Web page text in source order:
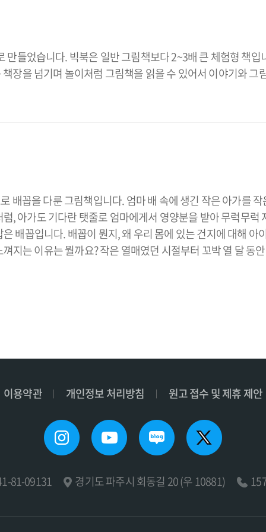
들었습니다. 빅북은 일반 그림책보다 2~3배 큰 체험형 책
장을 넘기며 놀이처럼 그림책을 읽을 수 있어서 이야기와
배꼽을 다룬 그림책입니다. 엄마 배 속에 생긴 작은 아가를
, 아가도 기다란 탯줄로 엄마에게서 영양분을 받아 무럭무
배꼽입니다. 배꼽이 뭔지, 왜 우리 몸에 있는 건지에 대해
지는 이유는 뭘까요? 작은 열매였던 시절부터 꼬박 열 달 동
이용약관 개인정보 처리방침 원고 접수 및 제휴 제안
81-09131 경기도 파주시 회동길 20 (우 10881)